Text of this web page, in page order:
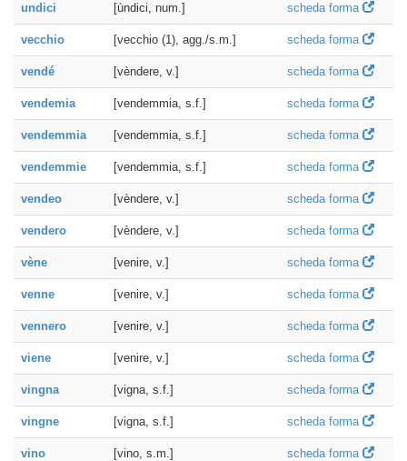
undici [ùndici, num.] scheda forma
vecchio [vecchio (1), agg./s.m.] scheda forma
vendé [vèndere, v.] scheda forma
vendemia [vendemmia, s.f.] scheda forma
vendemmia [vendemmia, s.f.] scheda forma
vendemmie [vendemmia, s.f.] scheda forma
vendeo [vèndere, v.] scheda forma
vendero [vèndere, v.] scheda forma
vène [venire, v.] scheda forma
venne [venire, v.] scheda forma
vennero [venire, v.] scheda forma
viene [venire, v.] scheda forma
vingna [vigna, s.f.] scheda forma
vingne [vigna, s.f.] scheda forma
vino [vino, s.m.] scheda forma